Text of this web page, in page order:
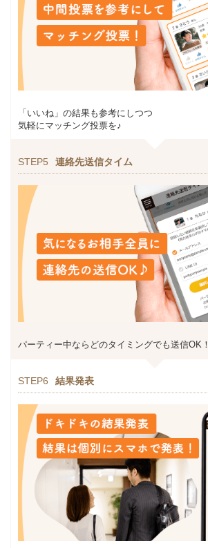
「いいね」の結果も参考にしつつ
気軽にマッチング投票を♪
STEP5 連絡先送信タイム
パーティー中ならどのタイミングでも送信OK！
STEP6 結果発表